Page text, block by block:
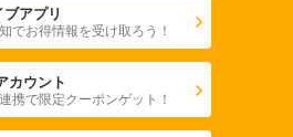
アプリ
でお得情報を受け取ろう！
カウント
携で限定クーポンゲット！